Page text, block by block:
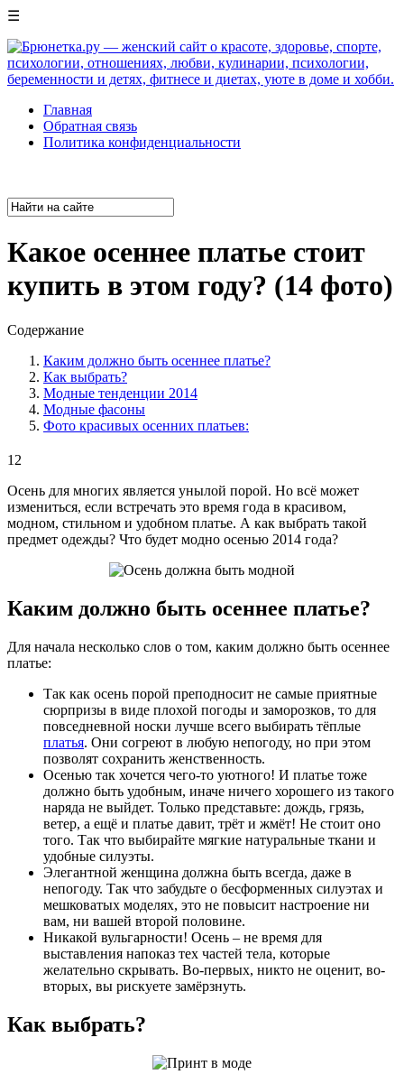
☰
Главная
Обратная связь
Политика конфиденциальности
Какое осеннее платье стоит
купить в этом году? (14 фото)
Содержание
Каким должно быть осеннее платье?
Как выбрать?
Модные тенденции 2014
Модные фасоны
Фото красивых осенних платьев:
12
Осень для многих является унылой порой. Но всё может
измениться, если встречать это время года в красивом,
модном, стильном и удобном платье. А как выбрать такой
предмет одежды? Что будет модно осенью 2014 года?
Каким должно быть осеннее платье?
Для начала несколько слов о том, каким должно быть осеннее
платье:
Так как осень порой преподносит не самые приятные
сюрпризы в виде плохой погоды и заморозков, то для
повседневной носки лучше всего выбирать тёплые
платья. Они согреют в любую непогоду, но при этом
позволят сохранить женственность.
Осенью так хочется чего-то уютного! И платье тоже
должно быть удобным, иначе ничего хорошего из такого
наряда не выйдет. Только представьте: дождь, грязь,
ветер, а ещё и платье давит, трёт и жмёт! Не стоит оно
того. Так что выбирайте мягкие натуральные ткани и
удобные силуэты.
Элегантной женщина должна быть всегда, даже в
непогоду. Так что забудьте о бесформенных силуэтах и
мешковатых моделях, это не повысит настроение ни
вам, ни вашей второй половине.
Никакой вульгарности! Осень – не время для
выставления напоказ тех частей тела, которые
желательно скрывать. Во-первых, никто не оценит, во-
вторых, вы рискуете замёрзнуть.
Как выбрать?